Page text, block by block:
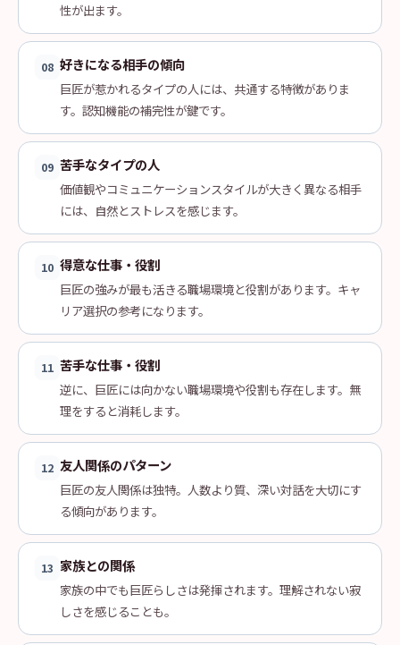
性が出ます。
08 好きになる相手の傾向
巨匠が惹かれるタイプの人には、共通する特徴がありま
す。認知機能の補完性が鍵です。
09 苦手なタイプの人
価値観やコミュニケーションスタイルが大きく異なる相手
には、自然とストレスを感じます。
10 得意な仕事・役割
巨匠の強みが最も活きる職場環境と役割があります。キャ
リア選択の参考になります。
11 苦手な仕事・役割
逆に、巨匠には向かない職場環境や役割も存在します。無
理をすると消耗します。
12 友人関係のパターン
巨匠の友人関係は独特。人数より質、深い対話を大切にす
る傾向があります。
13 家族との関係
家族の中でも巨匠らしさは発揮されます。理解されない寂
しさを感じることも。